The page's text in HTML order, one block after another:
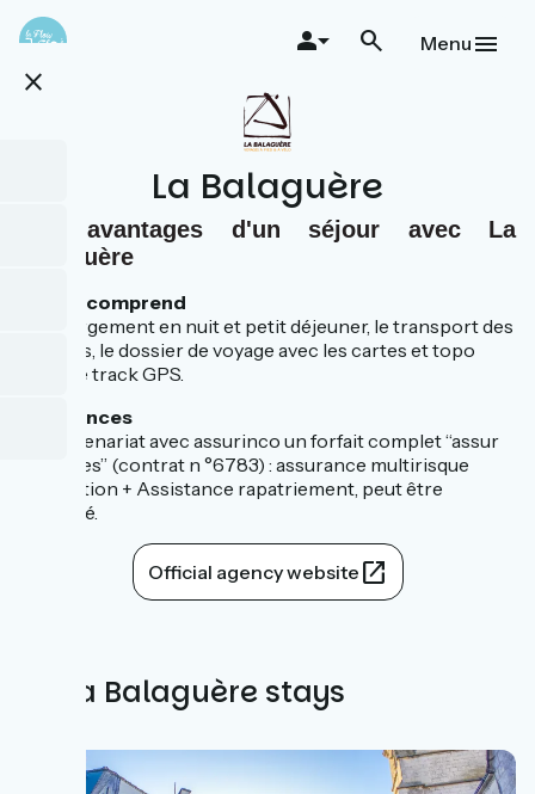
Skip
content
close
Menu
La Balaguère
Les avantages d'un séjour avec La
Balaguère
Le prix comprend
L'hébergement en nuit et petit déjeuner, le transport des
bagages, le dossier de voyage avec les cartes et topo
guide, le track GPS.
Assurances
En partenariat avec assurinco un forfait complet “assur
vacances” (contrat n °6783) : assurance multirisque
Annulation + Assistance rapatriement, peut être
proposé.
Official agency website
All La Balaguère stays